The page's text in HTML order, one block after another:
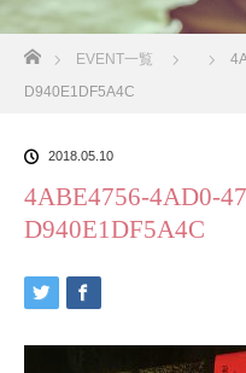
EVENT一覧
D940E1DF5A4C
2018.05.10
4ABE4756-4AD0-
D940E1DF5A4C